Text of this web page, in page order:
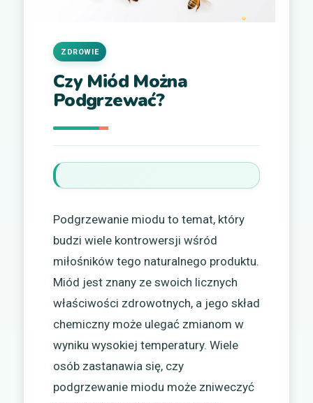
Czy Miód Można
Podgrzewać?
ZDROWIE
Podgrzewanie miodu to temat, który
budzi wiele kontrowersji wśród
miłośników tego naturalnego produktu.
Miód jest znany ze swoich licznych
właściwości zdrowotnych, a jego skład
chemiczny może ulegać zmianom w
wyniku wysokiej temperatury. Wiele
osób zastanawia się, czy
podgrzewanie miodu może zniweczyć